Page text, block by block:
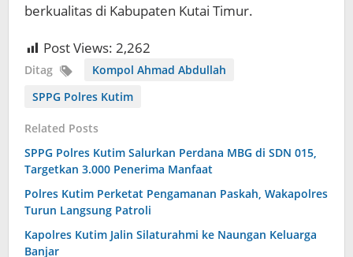
berkualitas di Kabupaten Kutai Timur.
Post Views: 2,262
Ditag
Kompol Ahmad Abdullah
SPPG Polres Kutim
Related Posts
SPPG Polres Kutim Salurkan Perdana MBG di SDN 015,
Targetkan 3.000 Penerima Manfaat
Polres Kutim Perketat Pengamanan Paskah, Wakapolres
Turun Langsung Patroli
Kapolres Kutim Jalin Silaturahmi ke Naungan Keluarga
Banjar